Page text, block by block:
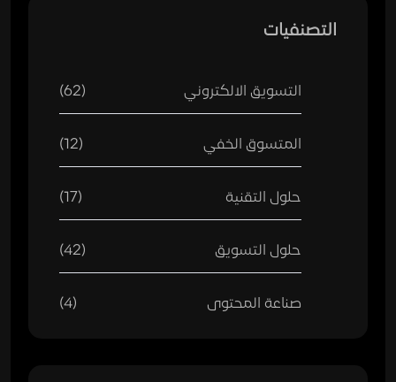
التصنفيات
التسويق الالكتروني (62)
المتسوق الخفي (12)
حلول التقنية (17)
حلول التسويق (42)
صناعة المحتوى (4)